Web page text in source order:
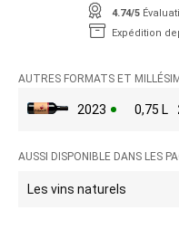
4.74/5
Expédition
AUTRES FORMATS ET
2023 0,75 L
AUSSI DISPONIBLE DANS LES
Les vins naturels